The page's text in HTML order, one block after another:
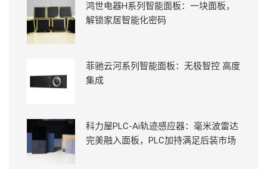
鸿世电器H系列智能面板：一块面板，
解锁家居智能化密码
菲驰云河系列智能面板：无极智控 高度
集成
科力屋PLC-Ai轨迹感应器：毫米波雷达
完美融入面板，PLC加持满足后装市场